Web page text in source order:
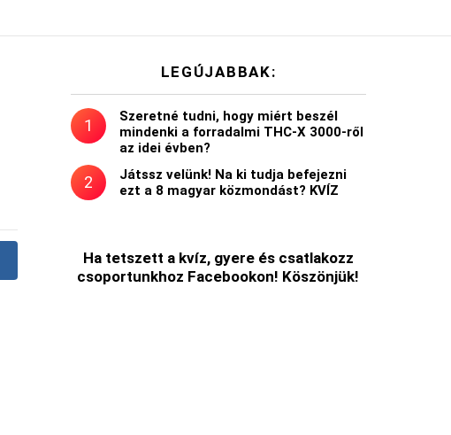
LEGÚJABBAK:
Szeretné tudni, hogy miért beszél
mindenki a forradalmi THC-X 3000-ről
az idei évben?
Játssz velünk! Na ki tudja befejezni
ezt a 8 magyar közmondást? KVÍZ
Ha tetszett a kvíz, gyere és csatlakozz
csoportunkhoz Facebookon! Köszönjük!